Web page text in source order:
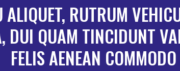
ALIQUET, RUTRUM
DUI QUAM TINCIDUNT
FELIS AENEAN